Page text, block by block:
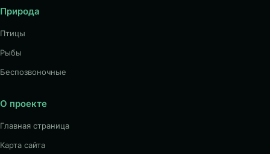
Природа
Птицы
Рыбы
Беспозвоночные
О проекте
Главная страница
Карта сайта